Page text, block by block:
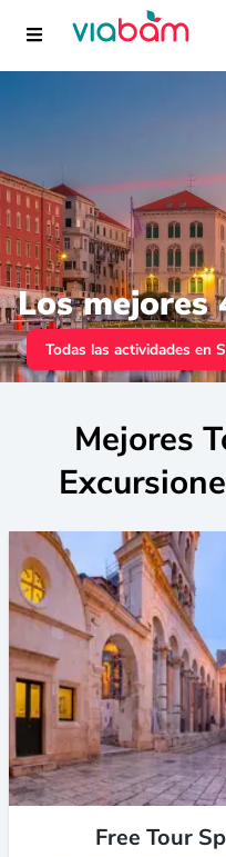
Los mejores
Todas las actividades en
Mejores
Free Tour